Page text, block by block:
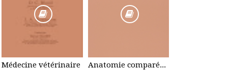
Médecine vétérinaire Anatomie comparée des mammifères domestiques : Tome 1, Ostéologie